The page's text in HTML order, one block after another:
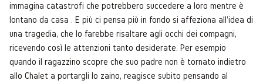
immagina catastrofi che potrebbero succedere a loro mentre è
lontano da casa . E più ci pensa più in fondo si affeziona all'idea di
una tragedia, che lo farebbe risaltare agli occhi dei compagni,
ricevendo così le attenzioni tanto desiderate. Per esempio
quando il ragazzino scopre che suo padre non è tornato indietro
allo Chalet a portargli lo zaino, reagisce subito pensando al